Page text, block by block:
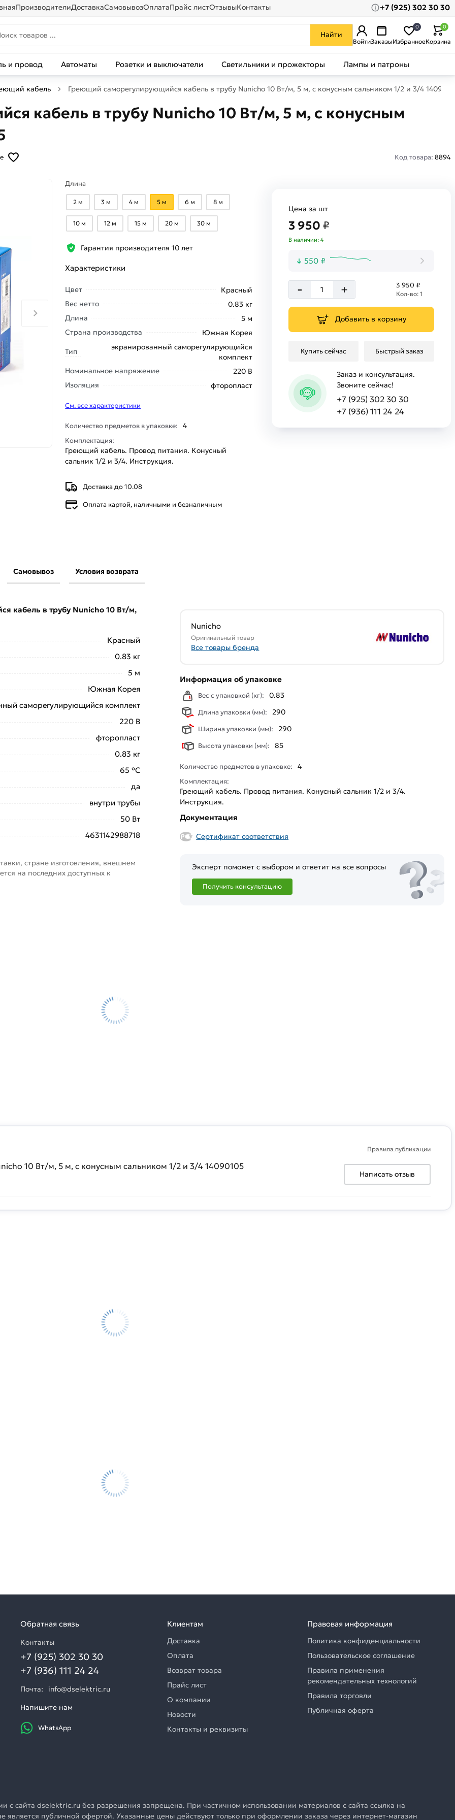
ПроизводителиДоставкаСамовывозОплатаПрайс листОтзывыКонтакты +7 (925) 302 30 30
Найти
ВойтиЗаказыИзбранное
0
Корзина
0
и провод Автоматы Розетки и выключатели Светильники и прожекторы Лампы и патроны
кабель Греющий саморегулирующийся кабель в трубу Nunicho 10 Вт/м, 5 м, с конусным сальником 1/2 и 3/4
кабель в трубу Nunicho 10 Вт/м, 5 м, с конусным
Код товара: 8894
Длина
2 м 3 м 4 м 5 м 6 м 8 м
10 м 12 м 15 м 20 м 30 м
Гарантия производителя 10 лет
Характеристики
Цвет
Красный
Вес нетто
0.83 кг
Длина
5 м
Страна производства
Южная Корея
Тип
экранированный саморегулирующийся
комплект
Номинальное напряжение
220 В
Изоляция
фторопласт
См. все характеристики
Количество предметов в упаковке: 4
Комплектация:
Греющий кабель. Провод питания. Конусный
сальник 1/2 и 3/4. Инструкция.
Доставка до 10.08
Оплата картой, наличными и безналичным
Цена за шт
3 950 ₽
В наличии: 4
550 ₽
- + 3 950 ₽
Кол-во: 1
Добавить в корзину
Купить сейчас Быстрый заказ
Заказ и консультация.
Звоните сейчас!
+7 (925) 302 30 30
+7 (936) 111 24 24
Самовывоз Условия возврата
с Вами для согласования условий
кабель в трубу Nunicho 10 Вт/м,
Красный
0.83 кг
5 м
Южная Корея
саморегулирующийся комплект
220 В
фторопласт
0.83 кг
65 °С
да
внутри трубы
50 Вт
4631142988718
стране изготовления, внешнем
на последних доступных к
Nunicho
Оригинальный товар
Все товары бренда
Информация об упаковке
Вес с упаковкой (кг): 0.83
Длина упаковки (мм): 290
Ширина упаковки (мм): 290
Высота упаковки (мм): 85
Количество предметов в упаковке: 4
Комплектация:
Греющий кабель. Провод питания. Конусный сальник 1/2 и 3/4.
Инструкция.
Документация
Сертификат соответствия
Эксперт поможет с выбором и ответит на все вопросы
Получить консультацию
10 Вт/м, 5 м, с конусным сальником 1/2 и 3/4 14090105
Правила публикации
Написать отзыв
Обратная связь
Контакты
+7 (925) 302 30 30
+7 (936) 111 24 24
Почта:
info@dselektric.ru
Напишите нам
WhatsApp
Клиентам
Доставка
Оплата
Возврат товара
Прайс лист
О компании
Новости
Контакты и реквизиты
Правовая информация
Политика конфиденциальности
Пользовательское соглашение
Правила применения
рекомендательных технологий
Правила торговли
Публичная оферта
сайта dselektric.ru без разрешения запрещена. При частичном использовании материалов с сайта ссылка на
публичной офертой. Указанные цены действуют только при оформлении заказа через интернет-магазин